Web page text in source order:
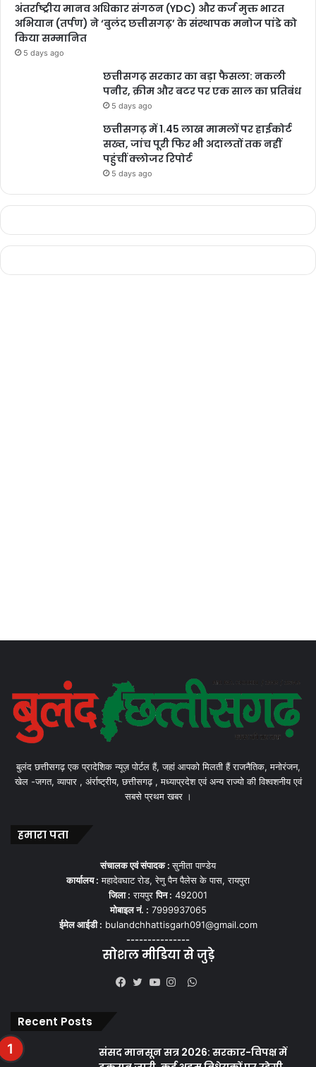
अंतर्राष्ट्रीय मानव अधिकार संगठन (YDC) और कर्ज मुक्त भारत
अभियान (तर्पण) ने ‘बुलंद छत्तीसगढ़’ के संस्थापक मनोज पांडे को
किया सम्मानित
5 days ago
छत्तीसगढ़ सरकार का बड़ा फैसला: नकली
पनीर, क्रीम और बटर पर एक साल का प्रतिबंध
5 days ago
छत्तीसगढ़ में 1.45 लाख मामलों पर हाईकोर्ट
सख्त, जांच पूरी फिर भी अदालतों तक नहीं
पहुंचीं क्लोजर रिपोर्ट
5 days ago
बुलंद छत्तीसगढ़ एक प्रादेशिक न्यूज़ पोर्टल हैं, जहां आपको मिलती हैं राजनैतिक, मनोरंजन,
खेल -जगत, व्यापार , अंर्राष्ट्रीय, छत्तीसगढ़ , मध्याप्रदेश एवं अन्य राज्यो की विश्वशनीय एवं
सबसे प्रथम खबर ।
हमारा पता
संचालक एवं संपादक :सुनीता पाण्डेय
कार्यालय : महादेवघाट रोड, रेणु पैन पैलेस के पास, रायपुरा
जिला : रायपुरपिन : 492001
मोबाइल नं. : 7999937065
ईमेल आईडी : bulandchhattisgarh091@gmail.com
---------------
सोशल मीडिया से जुड़े
WhatsApp
Recent Posts
संसद मानसून सत्र 2026: सरकार-विपक्ष में